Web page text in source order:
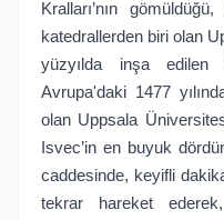
Kralları’nın
katedrallerden biri olan
yüzyılda inşa edilen
Avrupa'daki 1477
olan Uppsala
Isvec’in en buyuk
caddesinde, keyifli
tekrar hareket